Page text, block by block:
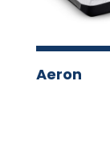
Aeron